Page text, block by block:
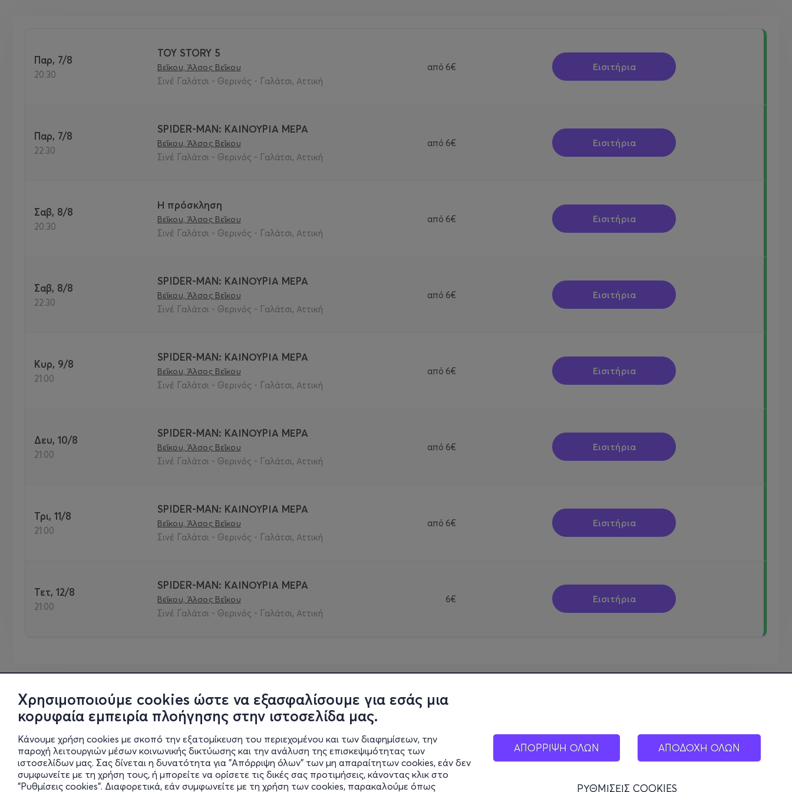
Χρησιμοποιούμε cookies ώστε να εξασφαλίσουμε για εσάς μια
κορυφαία εμπειρία πλοήγησης στην ιστοσελίδα μας.
Κάνουμε χρήση cookies με σκοπό την εξατομίκευση του περιεχομένου και των διαφημίσεων, την
παροχή λειτουργιών μέσων κοινωνικής δικτύωσης και την ανάλυση της επισκεψιμότητας των
ιστοσελίδων μας. Σας δίνεται η δυνατότητα για "Απόρριψη όλων" των μη απαραίτητων cookies, εάν δεν
συμφωνείτε με τη χρήση τους, ή μπορείτε να ορίσετε τις δικές σας προτιμήσεις, κάνοντας κλικ στο
"Ρυθμίσεις cookies". Διαφορετικά, εάν συμφωνείτε με τη χρήση των cookies, παρακαλούμε όπως
ΑΠΟΡΡΙΨΗ ΟΛΩΝ ΑΠΟΔΟΧΗ ΟΛΩΝ
ΡΥΘΜΙΣΕΙΣ COOKIES
Παρ, 7/8
20:30
TOY STORY 5
Βεΐκου, Άλσος Βεΐκου
Σινέ Γαλάτσι - Θερινός - Γαλάτσι, Αττική
από 6€ Εισιτήρια
Παρ, 7/8
22:30
SPIDER-MAN: ΚΑΙΝΟΥΡΙΑ ΜΕΡΑ
Βεΐκου, Άλσος Βεΐκου
Σινέ Γαλάτσι - Θερινός - Γαλάτσι, Αττική
από 6€ Εισιτήρια
Σαβ, 8/8
20:30
Η πρόσκληση
Βεΐκου, Άλσος Βεΐκου
Σινέ Γαλάτσι - Θερινός - Γαλάτσι, Αττική
από 6€ Εισιτήρια
Σαβ, 8/8
22:30
SPIDER-MAN: ΚΑΙΝΟΥΡΙΑ ΜΕΡΑ
Βεΐκου, Άλσος Βεΐκου
Σινέ Γαλάτσι - Θερινός - Γαλάτσι, Αττική
από 6€ Εισιτήρια
Κυρ, 9/8
21:00
SPIDER-MAN: ΚΑΙΝΟΥΡΙΑ ΜΕΡΑ
Βεΐκου, Άλσος Βεΐκου
Σινέ Γαλάτσι - Θερινός - Γαλάτσι, Αττική
από 6€ Εισιτήρια
Δευ, 10/8
21:00
SPIDER-MAN: ΚΑΙΝΟΥΡΙΑ ΜΕΡΑ
Βεΐκου, Άλσος Βεΐκου
Σινέ Γαλάτσι - Θερινός - Γαλάτσι, Αττική
από 6€ Εισιτήρια
Τρι, 11/8
21:00
SPIDER-MAN: ΚΑΙΝΟΥΡΙΑ ΜΕΡΑ
Βεΐκου, Άλσος Βεΐκου
Σινέ Γαλάτσι - Θερινός - Γαλάτσι, Αττική
από 6€ Εισιτήρια
Τετ, 12/8
21:00
SPIDER-MAN: ΚΑΙΝΟΥΡΙΑ ΜΕΡΑ
Βεΐκου, Άλσος Βεΐκου
Σινέ Γαλάτσι - Θερινός - Γαλάτσι, Αττική
6€ Εισιτήρια